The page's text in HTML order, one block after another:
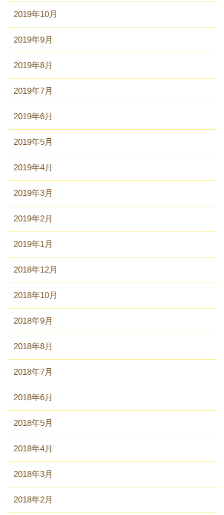
2019年10月
2019年9月
2019年8月
2019年7月
2019年6月
2019年5月
2019年4月
2019年3月
2019年2月
2019年1月
2018年12月
2018年10月
2018年9月
2018年8月
2018年7月
2018年6月
2018年5月
2018年4月
2018年3月
2018年2月